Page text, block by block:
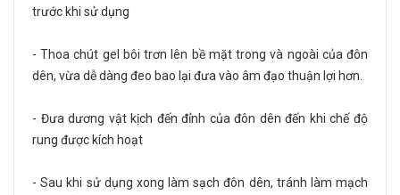
trước khi sử dụng
- Thoa chút gel bôi trơn lên bề mặt trong và ngoài của đôn
dên, vừa dễ dàng đeo bao lại đưa vào âm đạo thuận lợi hơn.
- Đưa dương vật kịch đến đỉnh của đôn dên đến khi chế độ
rung được kích hoạt
- Sau khi sử dụng xong làm sạch đôn dên, tránh làm mạch